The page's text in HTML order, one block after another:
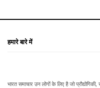
हमारे बारे में
भारत समाचार उन लोगों के लिए है जो